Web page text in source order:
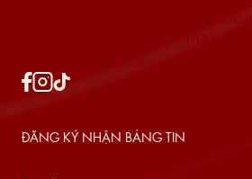
ĐĂNG KÝ NHẬN BẢNG TIN